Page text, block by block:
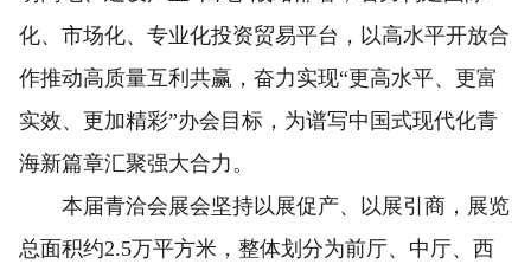
化、市场化、专业化投资贸易平台，以高水平开放合
作推动高质量互利共赢，奋力实现“更高水平、更富
实效、更加精彩”办会目标，为谱写中国式现代化青
海新篇章汇聚强大合力。
本届青洽会展会坚持以展促产、以展引商，展览
总面积约2.5万平方米，整体划分为前厅、中厅、西